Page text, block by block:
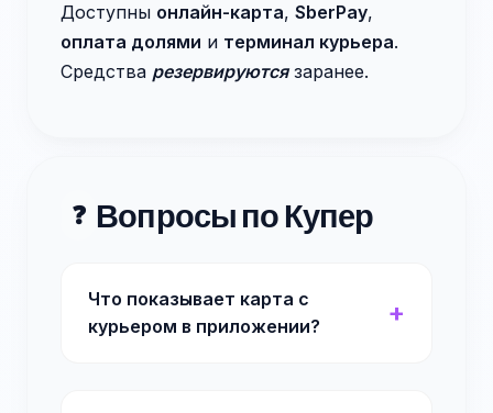
Доступны онлайн-карта, SberPay,
оплата долями и терминал курьера.
Средства резервируютсязаранее.
❓ Вопросы по Купер
Что показывает карта с
курьером в приложении?